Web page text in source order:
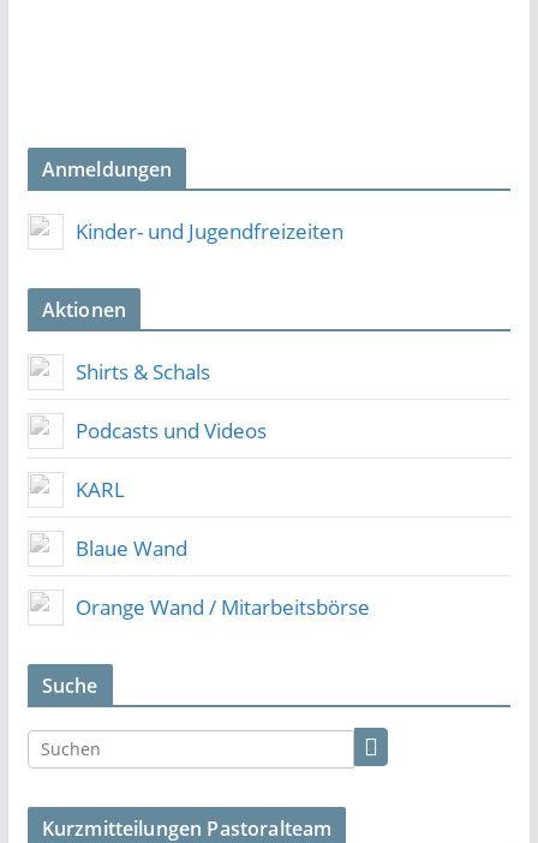
Anmeldungen
Kinder- und Jugendfreizeiten
Aktionen
Shirts & Schals
Podcasts und Videos
KARL
Blaue Wand
Orange Wand / Mitarbeitsbörse
Suche
Kurzmitteilungen Pastoralteam